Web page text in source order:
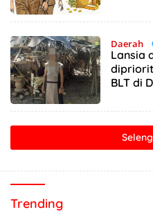
Daerah
Lansia
BLT di
Trending